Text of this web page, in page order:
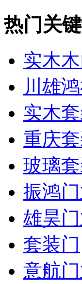
热门关
实木
川雄
实木
重庆
玻璃
振鸿
雄昊
套装门
意航